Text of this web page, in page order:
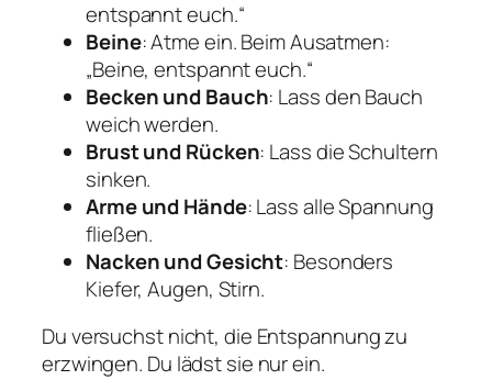
entspannt euch.“
Beine: Atme ein. Beim Ausatmen:
„Beine, entspannt euch.“
Becken und Bauch: Lass den Bauch
weich werden.
Brust und Rücken: Lass die Schultern
sinken.
Arme und Hände: Lass alle Spannung
fließen.
Nacken und Gesicht: Besonders
Kiefer, Augen, Stirn.
Du versuchst nicht, die Entspannung zu
erzwingen. Du lädst sie nur ein.